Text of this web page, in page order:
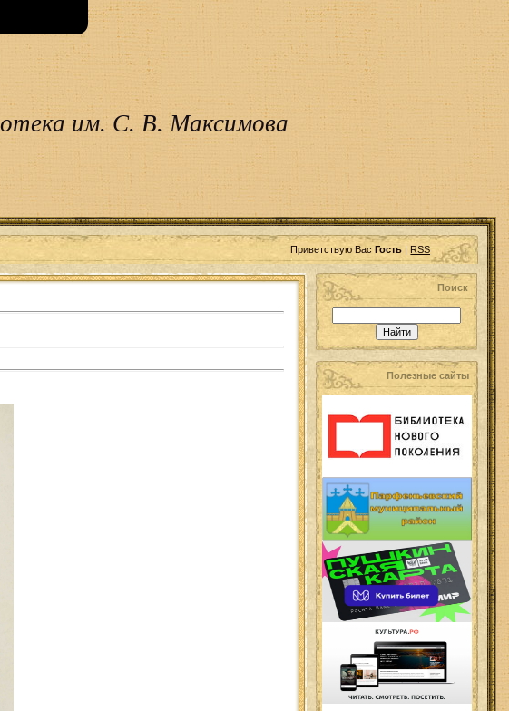
им. С. В. Максимова
Приветствую Вас Гость | RSS
Поиск
Полезные сайты